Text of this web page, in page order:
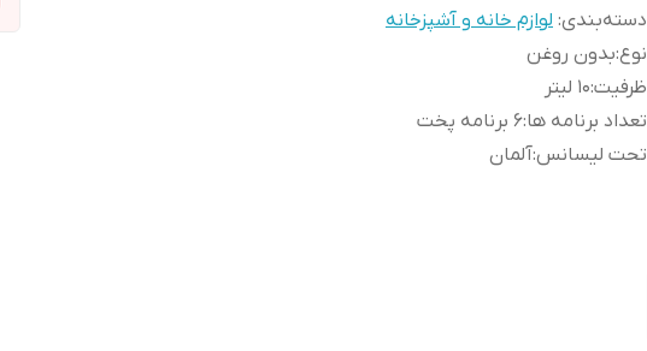
دسته‌بندی: لوازم خانه و آشپزخانه
نوع:بدون روغن
ظرفیت:10 لیتر
تعداد برنامه ها:6 برنامه پخت
تحت لیسانس:آلمان